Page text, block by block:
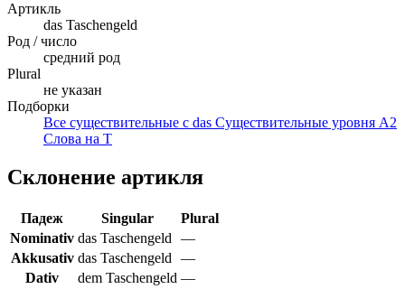
Артикль
das Taschengeld
Род / число
средний род
Plural
не указан
Подборки
Все существительные с das Существительные уровня A2
Слова на T
Склонение артикля
Падеж Singular
Plural
Nominativ das Taschengeld
—
Akkusativ das Taschengeld
—
Dativ
dem Taschengeld —